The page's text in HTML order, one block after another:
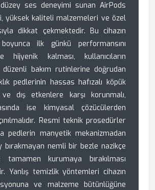
ses deneyimi sunan AirPods
yüksek kaliteli malzemeleri ve özel
dikkat çekmektedir. Bu cihazın
ilk günkü performansını
hijyenik kalması, kullanıcıların
düzenli bakım rutinlerine doğrudan
pedlerinin hassas hafızalı köpük
dış etkenlere karşı korunmalı,
ise kimyasal çözücülerden
Resmi teknik prosedürler
pedlerin manyetik mekanizmadan
bırakmayan nemli bir bezle nazikçe
kurumaya bırakılması
Yanlış temizlik yöntemleri cihazın
ve malzeme bütünlüğüne